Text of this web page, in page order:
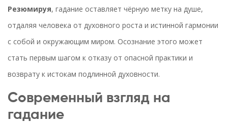
Резюмируя, гадание оставляет чёрную метку на душе,
отдаляя человека от духовного роста и истинной гармонии
с собой и окружающим миром. Осознание этого может
стать первым шагом к отказу от опасной практики и
возврату к истокам подлинной духовности.
Современный взгляд на
гадание